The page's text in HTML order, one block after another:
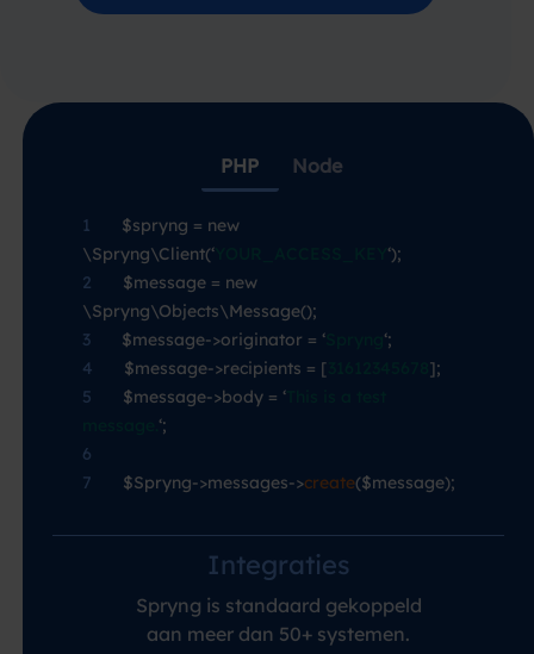
PHP Node
1
$spryng = new
\Spryng\Client(‘
‘);
2
$message = new
\Spryng\Objects\Message();
3
$message->originator = ‘
‘;
4
$message->recipients = [
];
5
$message->body = ‘
‘;
6
7
$Spryng->messages->create($message);
Integraties
Spryng is standaard gekoppeld
aan meer dan 50+ systemen.